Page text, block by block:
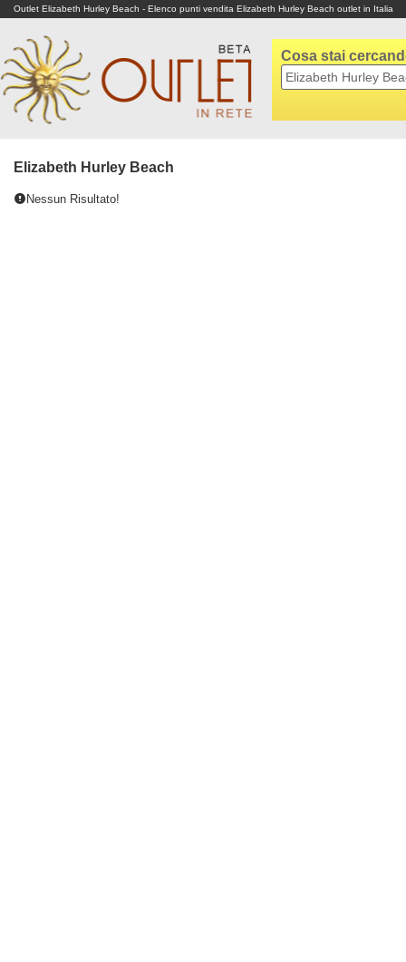
Outlet Elizabeth Hurley Beach - Elenco punti vendita Elizabeth Hurley Beach outlet in Italia
Cosa stai
Elizabeth Hurley Beach
Nessun Risultato!